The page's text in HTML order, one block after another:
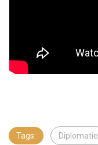
Tags: Diplomatie